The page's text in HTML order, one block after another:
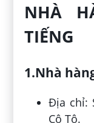
NHÀ
TIẾNG
1.Nhà
Địa chỉ:
Cô Tô.